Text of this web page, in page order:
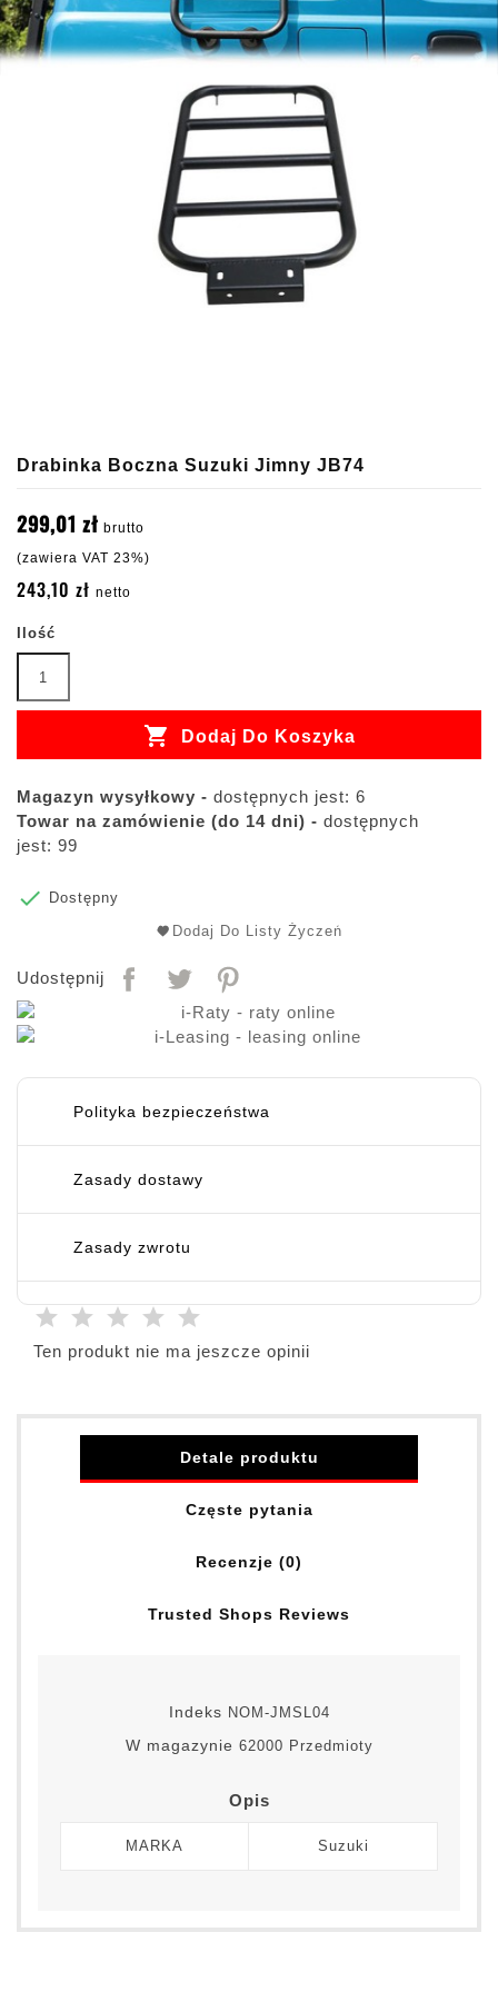
Drabinka Boczna Suzuki Jimny JB74
299,01 zł brutto
(zawiera VAT 23%)
243,10 zł netto
Ilość
 Dodaj Do Koszyka
Magazyn wysyłkowy - dostępnych jest: 6
Towar na zamówienie (do 14 dni) - dostępnych
jest: 99

Dostępny
Dodaj Do Listy Życzeń
Udostępnij
Polityka bezpieczeństwa
Zasady dostawy
Zasady zwrotu
Ten produkt nie ma jeszcze opinii
Detale produktu
Częste pytania
Recenzje (0)
Trusted Shops Reviews
Indeks NOM-JMSL04
W magazynie 62000 Przedmioty
Opis
MARKA Suzuki